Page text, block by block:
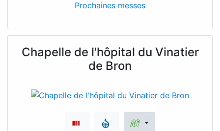
Prochaines messes
Chapelle de l'hôpital du Vinatier
de Bron